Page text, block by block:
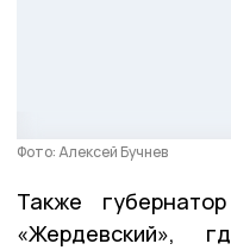
Фото: Алексей Бучнев
Также
«Жердевский»,